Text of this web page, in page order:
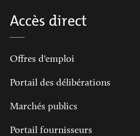
Accès direct
Offres d'emploi
Portail des délibérations
Marchés publics
Portail fournisseurs